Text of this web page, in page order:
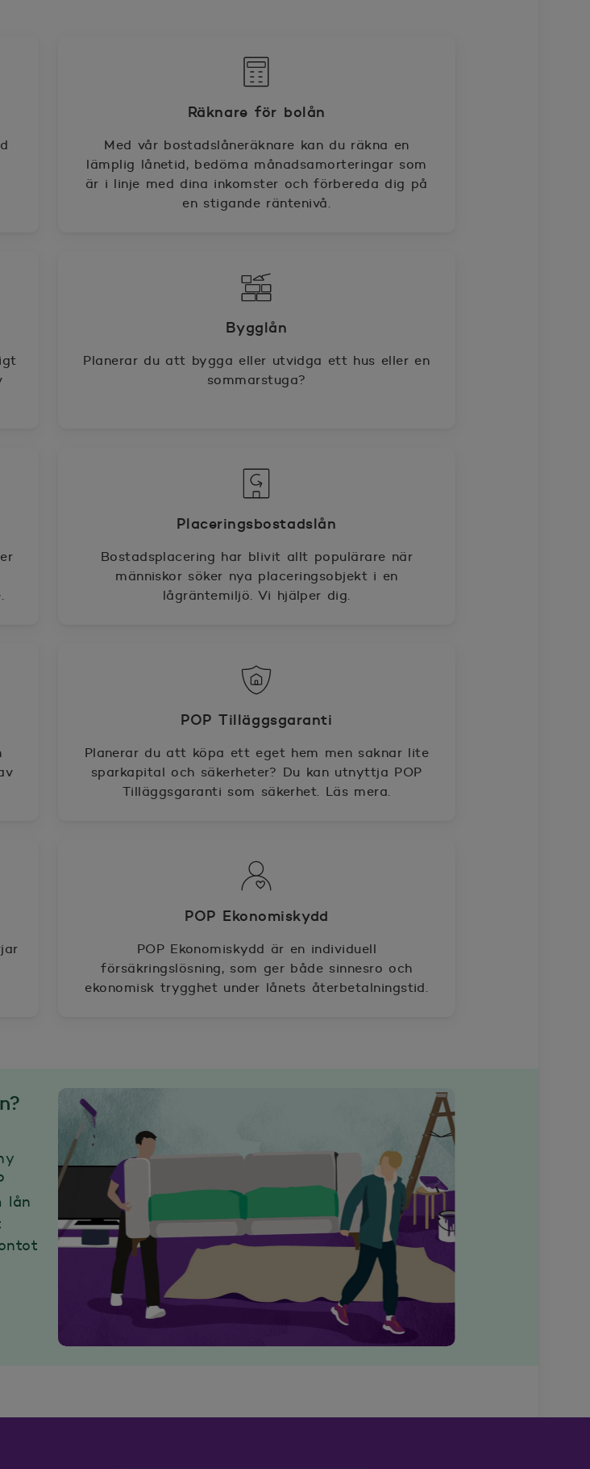
Räknare för bolån
Med vår bostadslåneräknare kan du räkna en
lämplig lånetid, bedöma månadsamorteringar som
är i linje med dina inkomster och förbereda dig på
en stigande räntenivå.
Bygglån
Planerar du att bygga eller utvidga ett hus eller en
sommarstuga?
Placeringsbostadslån
Bostadsplacering har blivit allt populärare när
människor söker nya placeringsobjekt i en
lågräntemiljö. Vi hjälper dig.
POP Tilläggsgaranti
Planerar du att köpa ett eget hem men saknar lite
sparkapital och säkerheter? Du kan utnyttja POP
Tilläggsgaranti som säkerhet. Läs mera.
POP Ekonomiskydd
POP Ekonomiskydd är en individuell
försäkringslösning, som ger både sinnesro och
ekonomisk trygghet under lånets återbetalningstid.
lån